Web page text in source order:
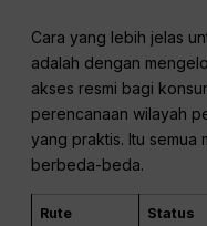
Cara yang lebih jelas
adalah dengan
akses resmi bagi
perencanaan wilayah
yang praktis. Itu semua
berbeda-beda.
Rute
Status